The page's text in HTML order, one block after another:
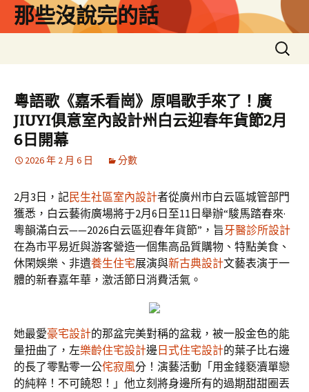
那些沒說完的話
搜
尋
鍵
字:
粵語歌《嘉禾看崗》原唱歌手來了！廣
JIUYI俱意室內設計州白云迎春年貨節2月
6日開幕
2026 年 2 月 6 日 分數
2月3日，記民生社區室內設計者從廣州市白云區城管部門
獲悉，白云藝術廣場將于2月6日至11日舉辦“駿馬踏春來·
粵韻滿白云——2026白云區迎春年貨節”，旨牙醫診所設計
在為市平易近與游客營造一個集高品質購物、特點美食、
休閑娛樂、非遺養生住宅展演與新古典設計文藝表演于一
體的新春嘉年華，激活節日消費活氣。
她最愛豪宅設計的那盆完美對稱的盆栽，被一股金色的能
量扭曲了，左樂齡住宅設計邊 日式住宅設計的葉子比右邊
的長了零點零一公侘寂風分！演藝活動「用金錢褻瀆單戀
的純粹！不可饒恕！」他立刻將身邊所有的過期甜甜圈丟